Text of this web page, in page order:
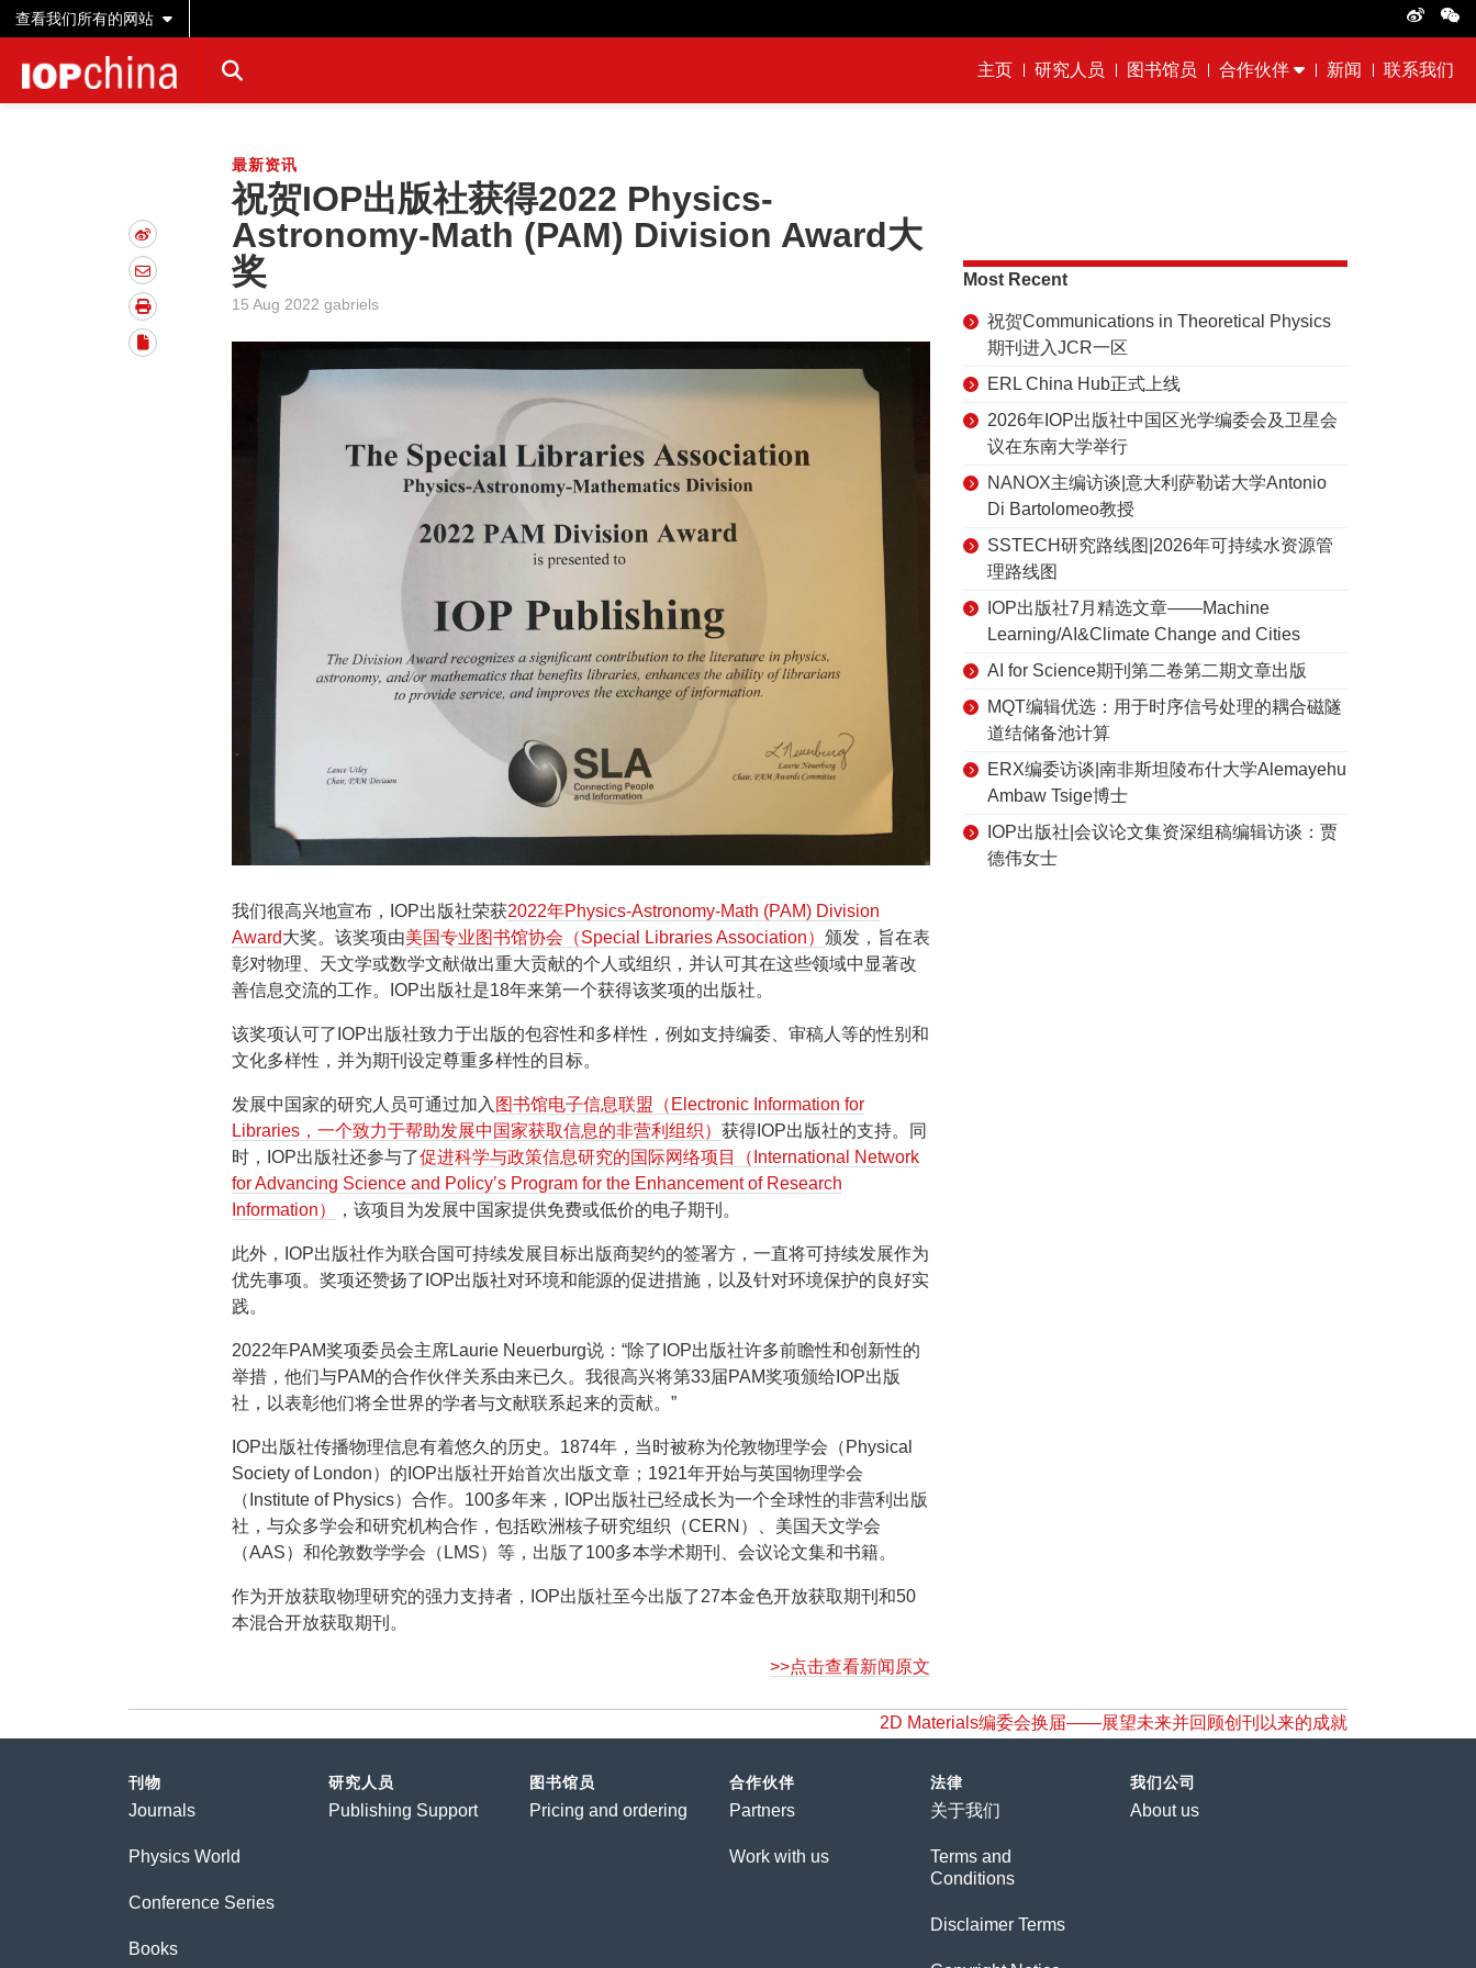
查看我们所有的网站
主页 研究人员 图书馆员 合作伙伴 新闻 联系我们
最新资讯
祝贺IOP出版社获得2022 Physics-
Astronomy-Math (PAM) Division Award大
奖
15 Aug 2022 gabriels
我们很高兴地宣布，IOP出版社荣获2022年Physics-Astronomy-Math (PAM) Division
Award大奖。该奖项由美国专业图书馆协会（Special Libraries Association） 颁发，旨在表
彰对物理、天文学或数学文献做出重大贡献的个人或组织，并认可其在这些领域中显著改
善信息交流的工作。IOP出版社是18年来第一个获得该奖项的出版社。
该奖项认可了IOP出版社致力于出版的包容性和多样性，例如支持编委、审稿人等的性别和
文化多样性，并为期刊设定尊重多样性的目标。
发展中国家的研究人员可通过加入 图书馆电子信息联盟（Electronic Information for
Libraries，一个致力于帮助发展中国家获取信息的非营利组织） 获得IOP出版社的支持。同
时，IOP出版社还参与了促进科学与政策信息研究的国际网络项目（International Network
for Advancing Science and Policy’s Program for the Enhancement of Research
Information）
，该项目为发展中国家提供免费或低价的电子期刊。
此外，IOP出版社作为联合国可持续发展目标出版商契约的签署方，一直将可持续发展作为
优先事项。奖项还赞扬了IOP出版社对环境和能源的促进措施，以及针对环境保护的良好实
践。
2022年PAM奖项委员会主席Laurie Neuerburg说：“除了IOP出版社许多前瞻性和创新性的
举措，他们与PAM的合作伙伴关系由来已久。我很高兴将第33届PAM奖项颁给IOP出版
社，以表彰他们将全世界的学者与文献联系起来的贡献。”
IOP出版社传播物理信息有着悠久的历史。1874年，当时被称为伦敦物理学会（Physical
Society of London）的IOP出版社开始首次出版文章；1921年开始与英国物理学会
（Institute of Physics）合作。100多年来，IOP出版社已经成长为一个全球性的非营利出版
社，与众多学会和研究机构合作，包括欧洲核子研究组织（CERN）、美国天文学会
（AAS）和伦敦数学学会（LMS）等，出版了100多本学术期刊、会议论文集和书籍。
作为开放获取物理研究的强力支持者，IOP出版社至今出版了27本金色开放获取期刊和50
本混合开放获取期刊。
>>点击查看新闻原文
Most Recent
祝贺Communications in Theoretical Physics
期刊进入JCR一区
ERL China Hub正式上线
2026年IOP出版社中国区光学编委会及卫星会
议在东南大学举行
NANOX主编访谈|意大利萨勒诺大学Antonio
Di Bartolomeo教授
SSTECH研究路线图|2026年可持续水资源管
理路线图
IOP出版社7月精选文章——Machine
Learning/AI&Climate Change and Cities
AI for Science期刊第二卷第二期文章出版
MQT编辑优选：用于时序信号处理的耦合磁隧
道结储备池计算
ERX编委访谈|南非斯坦陵布什大学Alemayehu
Ambaw Tsige博士
IOP出版社|会议论文集资深组稿编辑访谈：贾
德伟女士
2D Materials编委会换届——展望未来并回顾创刊以来的成就
刊物
Journals
Physics World
Conference Series
Books
研究人员
Publishing Support
图书馆员
Pricing and ordering
合作伙伴
Partners
Work with us
法律
关于我们
Terms and
Conditions
Disclaimer Terms
我们公司
About us